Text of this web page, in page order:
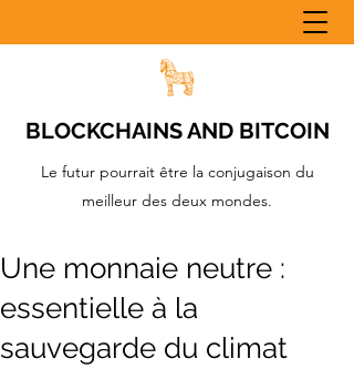
BLOCKCHAINS AND BITCOIN
Le futur pourrait être la conjugaison du
meilleur des deux mondes.
Une monnaie neutre :
essentielle à la
sauvegarde du climat